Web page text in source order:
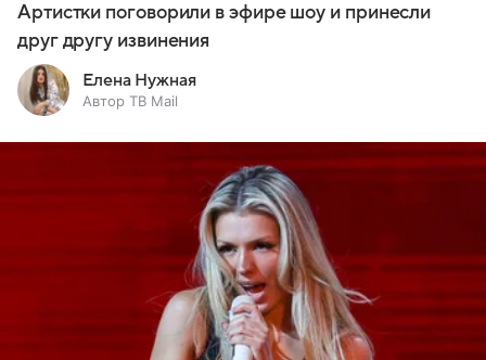
Артистки поговорили в эфире шоу и принесли
друг другу извинения
Елена Нужная
Автор ТВ Mail